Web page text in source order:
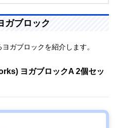
ガブロック
ガブロックを紹介します。
ヨガブロックA 2個セッ